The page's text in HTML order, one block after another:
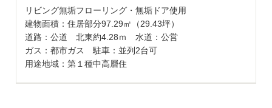
リビング無垢フローリング・無垢ドア使用
建物面積：住居部分97.29㎡（29.43坪）
道路：公道 北東約4.28ｍ 水道：公営
ガス：都市ガス 駐車：並列2台可
用途地域：第１種中高層住